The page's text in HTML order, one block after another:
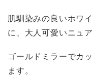
肌馴染みの良いホワ
に、大人可愛いニュ
ゴールドミラーでカ
ます。